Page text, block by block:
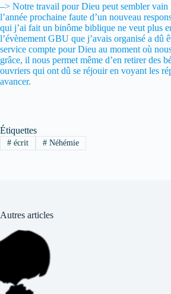
–> Notre travail pour Dieu peut sembler
l’année prochaine faute d’un nouveau
qui j’ai fait un binôme biblique ne veut plus
l’évènement GBU que j’avais organisé a dû
service compte pour Dieu au moment où
grâce, il nous permet même d’en retirer des
ouvriers qui ont dû se réjouir en voyant les
avancer.
Étiquettes
#écrit #Néhémie
Autres articles